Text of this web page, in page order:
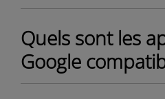
Quels sont les
Google